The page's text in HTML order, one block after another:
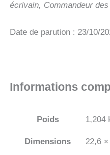
écrivain, Commandeur
Date de parution : 23/10/
Informations
Poids 1,204
Dimensions 22,6